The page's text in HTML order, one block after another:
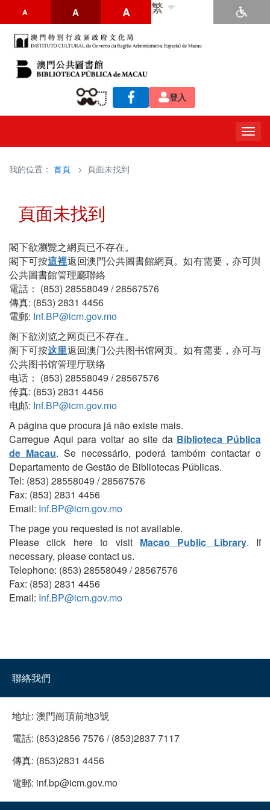
A A A 繁
登入
我的位置： 首頁 > 頁面未找到
頁面未找到
閣下欲瀏覽之網頁已不存在。
閣下可按這裡返回澳門公共圖書館網頁。如有需要，亦可與
公共圖書館管理廳聯絡
電話： (853) 28558049 / 28567576
傳真: (853) 2831 4456
電郵: Inf.BP@icm.gov.mo
阁下欲浏览之网页已不存在。
阁下可按这里返回澳门公共图书馆网页。如有需要，亦可与
公共图书馆管理厅联络
电话： (853) 28558049 / 28567576
传真: (853) 2831 4456
电邮: Inf.BP@icm.gov.mo
A página que procura já não existe mais.
Carregue Aqui para voltar ao site da Biblioteca Pública
de Macau. Se necessário, poderá também contactar o
Departamento de Gestão de Bibliotecas Públicas.
Tel: (853) 28558049 / 28567576
Fax: (853) 2831 4456
Email: Inf.BP@icm.gov.mo
The page you requested is not available.
Please click here to visit Macao Public Library. If
necessary, please contact us.
Telephone: (853) 28558049 / 28567576
Fax: (853) 2831 4456
Email: Inf.BP@icm.gov.mo
聯絡我們
地址: 澳門崗頂前地3號
電話: (853)2856 7576 / (853)2837 7117
傳真: (853)2831 4456
電郵: inf.bp@icm.gov.mo